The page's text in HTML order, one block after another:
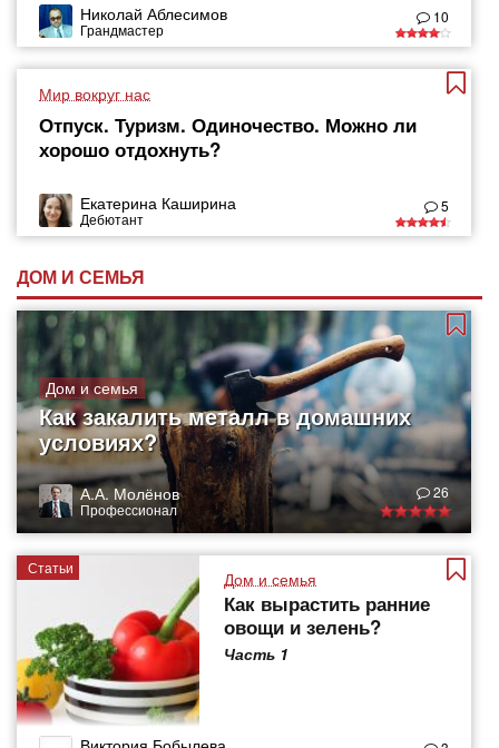
Николай Аблесимов
Грандмастер
10
Мир вокруг нас
Отпуск. Туризм. Одиночество. Можно ли
хорошо отдохнуть?
Екатерина Каширина
Дебютант
5
ДОМ И СЕМЬЯ
Дом и семья
Как закалить металл в домашних
условиях?
А.А. Молёнов
Профессионал
26
Статьи
Дом и семья
Как вырастить ранние
овощи и зелень?
Часть 1